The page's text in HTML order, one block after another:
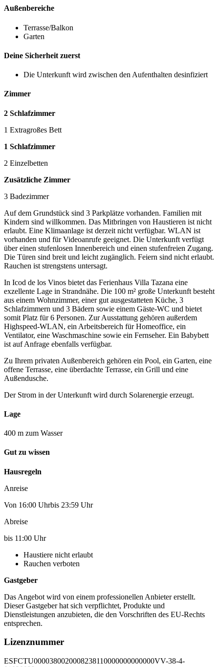
Außenbereiche
Terrasse/Balkon
Garten
Deine Sicherheit zuerst
Die Unterkunft wird zwischen den Aufenthalten desinfiziert
Zimmer
2 Schlafzimmer
1 Extragroßes Bett
1 Schlafzimmer
2 Einzelbetten
Zusätzliche Zimmer
3 Badezimmer
Auf dem Grundstück sind 3 Parkplätze vorhanden. Familien mit
Kindern sind willkommen. Das Mitbringen von Haustieren ist nicht
erlaubt. Eine Klimaanlage ist derzeit nicht verfügbar. WLAN ist
vorhanden und für Videoanrufe geeignet. Die Unterkunft verfügt
über einen stufenlosen Innenbereich und einen stufenfreien Zugang.
Die Türen sind breit und leicht zugänglich. Feiern sind nicht erlaubt.
Rauchen ist strengstens untersagt.
In Icod de los Vinos bietet das Ferienhaus Villa Tazana eine
exzellente Lage in Strandnähe. Die 100 m² große Unterkunft besteht
aus einem Wohnzimmer, einer gut ausgestatteten Küche, 3
Schlafzimmern und 3 Bädern sowie einem Gäste-WC und bietet
somit Platz für 6 Personen. Zur Ausstattung gehören außerdem
Highspeed-WLAN, ein Arbeitsbereich für Homeoffice, ein
Ventilator, eine Waschmaschine sowie ein Fernseher. Ein Babybett
ist auf Anfrage ebenfalls verfügbar.
Zu Ihrem privaten Außenbereich gehören ein Pool, ein Garten, eine
offene Terrasse, eine überdachte Terrasse, ein Grill und eine
Außendusche.
Der Strom in der Unterkunft wird durch Solarenergie erzeugt.
Lage
400 m zum Wasser
Gut zu wissen
Hausregeln
Anreise
Von 16:00 Uhrbis 23:59 Uhr
Abreise
bis 11:00 Uhr
Haustiere nicht erlaubt
Rauchen verboten
Gastgeber
Das Angebot wird von einem professionellen Anbieter erstellt.
Dieser Gastgeber hat sich verpflichtet, Produkte und
Dienstleistungen anzubieten, die den Vorschriften des EU-Rechts
entsprechen.
Lizenznummer
ESFCTU0000380020008238110000000000000VV-38-4-